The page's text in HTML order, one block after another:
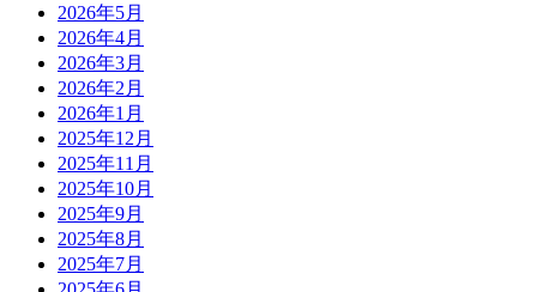
2026年5月
2026年4月
2026年3月
2026年2月
2026年1月
2025年12月
2025年11月
2025年10月
2025年9月
2025年8月
2025年7月